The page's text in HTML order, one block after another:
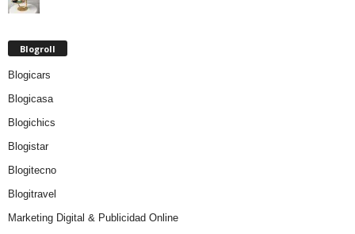
Blogroll
Blogicars
Blogicasa
Blogichics
Blogistar
Blogitecno
Blogitravel
Marketing Digital & Publicidad Online